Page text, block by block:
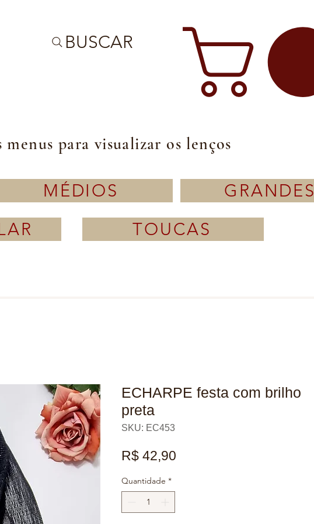
BUSCAR
para visualizar os lenços
MÉDIOS
GRANDES
TOUCAS
ECHARPE festa com brilho
preta
SKU: EC453
R$ 42,90
Quantidade *